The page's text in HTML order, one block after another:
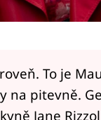
To je
na pitevně.
Jane